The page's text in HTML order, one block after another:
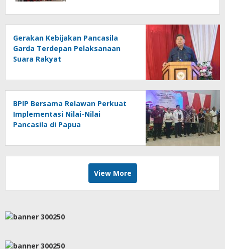
Gerakan Kebijakan Pancasila
Garda Terdepan Pelaksanaan
Suara Rakyat
BPIP Bersama Relawan Perkuat
Implementasi Nilai-Nilai
Pancasila di Papua
View More